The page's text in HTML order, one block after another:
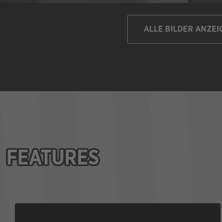
ALLE BILDER
FEATURES